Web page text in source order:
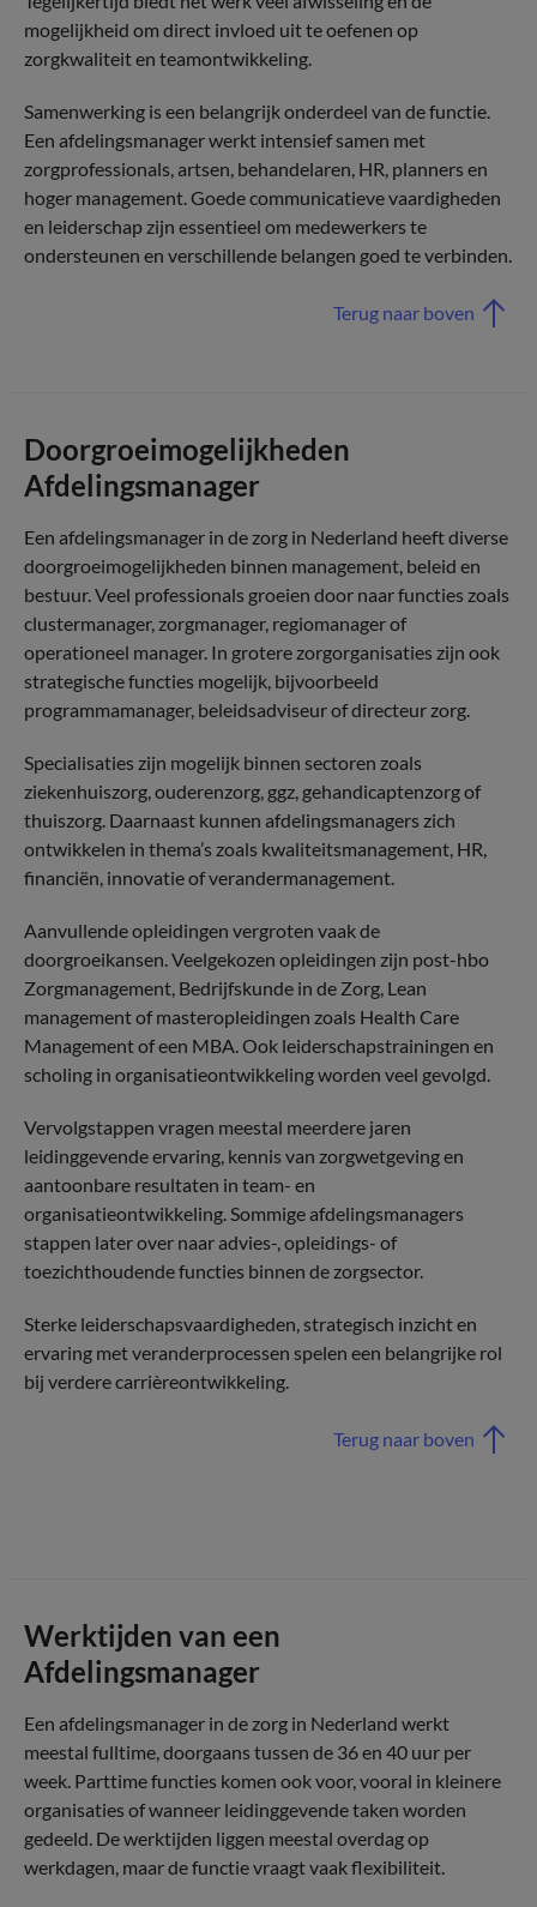
mogelijkheid om direct invloed uit te oefenen op
zorgkwaliteit en teamontwikkeling.
Samenwerking is een belangrijk onderdeel van de functie.
Een afdelingsmanager werkt intensief samen met
zorgprofessionals, artsen, behandelaren, HR, planners en
hoger management. Goede communicatieve vaardigheden
en leiderschap zijn essentieel om medewerkers te
ondersteunen en verschillende belangen goed te verbinden.
Terug naar boven
Doorgroeimogelijkheden
Afdelingsmanager
Een afdelingsmanager in de zorg in Nederland heeft diverse
doorgroeimogelijkheden binnen management, beleid en
bestuur. Veel professionals groeien door naar functies zoals
clustermanager, zorgmanager, regiomanager of
operationeel manager. In grotere zorgorganisaties zijn ook
strategische functies mogelijk, bijvoorbeeld
programmamanager, beleidsadviseur of directeur zorg.
Specialisaties zijn mogelijk binnen sectoren zoals
ziekenhuiszorg, ouderenzorg, ggz, gehandicaptenzorg of
thuiszorg. Daarnaast kunnen afdelingsmanagers zich
ontwikkelen in thema’s zoals kwaliteitsmanagement, HR,
financiën, innovatie of verandermanagement.
Aanvullende opleidingen vergroten vaak de
doorgroeikansen. Veelgekozen opleidingen zijn post-hbo
Zorgmanagement, Bedrijfskunde in de Zorg, Lean
management of masteropleidingen zoals Health Care
Management of een MBA. Ook leiderschapstrainingen en
scholing in organisatieontwikkeling worden veel gevolgd.
Vervolgstappen vragen meestal meerdere jaren
leidinggevende ervaring, kennis van zorgwetgeving en
aantoonbare resultaten in team- en
organisatieontwikkeling. Sommige afdelingsmanagers
stappen later over naar advies-, opleidings- of
toezichthoudende functies binnen de zorgsector.
Sterke leiderschapsvaardigheden, strategisch inzicht en
ervaring met veranderprocessen spelen een belangrijke rol
bij verdere carrièreontwikkeling.
Terug naar boven
Werktijden van een
Afdelingsmanager
Een afdelingsmanager in de zorg in Nederland werkt
meestal fulltime, doorgaans tussen de 36 en 40 uur per
week. Parttime functies komen ook voor, vooral in kleinere
organisaties of wanneer leidinggevende taken worden
gedeeld. De werktijden liggen meestal overdag op
werkdagen, maar de functie vraagt vaak flexibiliteit.